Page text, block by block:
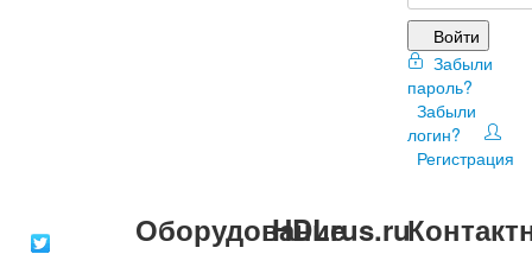
Войти
Забыли
пароль?
Забыли
логин?
Регистрация
Оборудование
HDLrus.ru